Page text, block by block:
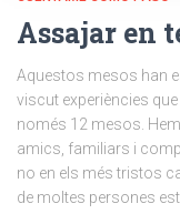
Assajar en
Aquestos mesos han
viscut experiències
només 12 mesos.
amics, familiars i
no en els més tristos
de moltes persones